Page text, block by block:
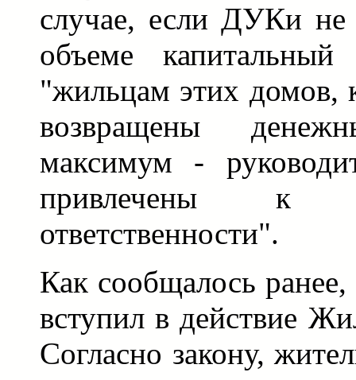
случае, если ДУКи не
объеме
"жильцам этих домов,
возвращены
максимум -
привлечены к
ответственности".
Как сообщалось
вступил в действие
Согласно закону,